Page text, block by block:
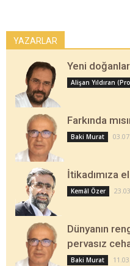
YAZARLAR
Yeni
Alişan Yıldıran
Farkında
Baki Murat
İtikadımıza
Kemâl Özer
Dünyanın
pervasız
Baki Murat